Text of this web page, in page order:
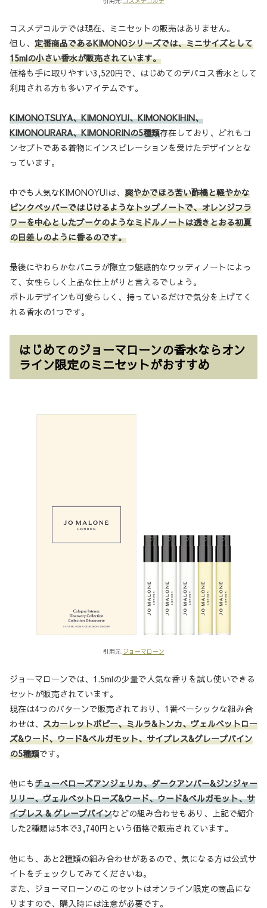
コスメデコルテでは現在、ミニセットの販売はありません。
但し、 定番商品であるKIMONOシリーズでは、ミニサイズとして
15mlの小さい香水が販売されています。
価格も手に取りやすい3,520円で、はじめてのデパコス香水として
利用される方も多いアイテムです。
KIMONOTSUYA、KIMONOYUI、KIMONOKIHIN、
KIMONOURARA、KIMONORINの5種類存在しており、どれもコ
ンセプトである着物にインスピレーションを受けたデザインとな
っています。
中でも人気なKIMONOYUIは、 爽やかでほろ苦い酢橘と軽やかな
ピンクペッパーではじけるようなトップノートで、オレンジフラ
ワーを中心としたブーケのようなミドルノートは透きとおる初夏
の日差しのように香るのです。
最後にやわらかなバニラが際立つ魅惑的なウッディノートによっ
て、女性らしく上品な仕上がりと言えるでしょう。
ボトルデザインも可愛らしく、持っているだけで気分を上げてく
れる香水の1つです。
はじめてのジョーマローンの香水ならオン
ライン限定のミニセットがおすすめ
引用元:ジョーマローン
ジョーマローンでは、1.5mlの少量で人気な香りを試し使いできる
セットが販売されています。
現在は4つのパターンで販売されており、1番ベーシックな組み合
わせは、 スカーレットポピー、ミルラ&トンカ、ヴェルベットロー
ズ&ウード、ウード&ベルガモット、サイプレス&グレープバイン
の5種類です。
他にもチューベローズアンジェリカ、ダークアンバー&ジンジャー
リリー、ヴェルベットローズ&ウード、ウード&ベルガモット、サ
イプレス & グレープバインなどの組み合わせもあり、上記で紹介
した2種類は5本で3,740円という価格で販売されています。
他にも、あと2種類の組み合わせがあるので、気になる方は公式サ
イトをチェックしてみてくださいね。
また、ジョーマローンのこのセットはオンライン限定の商品にな
りますので、購入時には注意が必要です。